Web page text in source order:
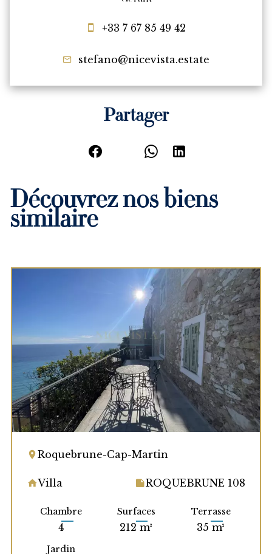
+33 7 67 85 49 42
stefano@nicevista.estate
Partager
Découvrez nos biens
similaire
Roquebrune-Cap-Martin
Villa ROQUEBRUNE 108
Chambre
4
Surfaces
212 m²
Terrasse
35 m²
Jardin